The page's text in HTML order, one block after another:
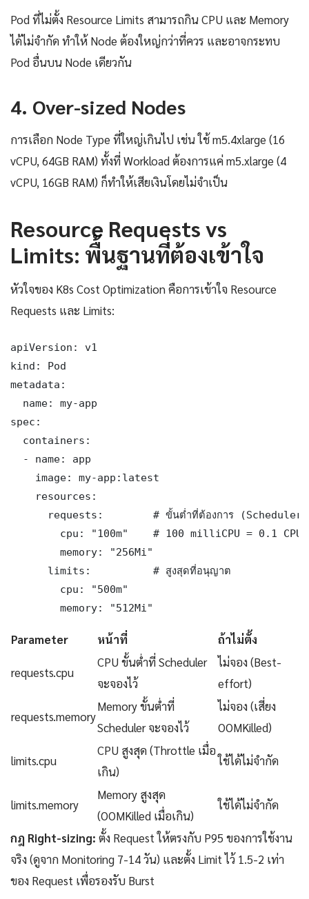
Pod ที่ไม่ตั้ง Resource Limits สามารถกิน CPU และ Memory
ได้ไม่จำกัด ทำให้ Node ต้องใหญ่กว่าที่ควร และอาจกระทบ
Pod อื่นบน Node เดียวกัน
4. Over-sized Nodes
การเลือก Node Type ที่ใหญ่เกินไป เช่น ใช้ m5.4xlarge (16
vCPU, 64GB RAM) ทั้งที่ Workload ต้องการแค่ m5.xlarge (4
vCPU, 16GB RAM) ก็ทำให้เสียเงินโดยไม่จำเป็น
Resource Requests vs
Limits: พื้นฐานที่ต้องเข้าใจ
หัวใจของ K8s Cost Optimization คือการเข้าใจ Resource
Requests และ Limits:
apiVersion: v1
kind: Pod
metadata:
  name: my-app
spec:
  containers:
  - name: app
    image: my-app:latest
    resources:
requests:        # ขั้นต่ำที่ต้องการ (Scheduler
        cpu: "100m"    # 100 milliCPU = 0.1 CPU
        memory: "256Mi"
      limits:          # สูงสุดที่อนุญาต
        cpu: "500m"
        memory: "512Mi"
Parameter หน้าที่ ถ้าไม่ตั้ง
requests.cpu
CPU ขั้นต่ำที่ Scheduler
จะจองไว้
ไม่จอง (Best-
effort)
requests.memory
Memory ขั้นต่ำที่
Scheduler จะจองไว้
ไม่จอง (เสี่ยง
OOMKilled)
limits.cpu
CPU สูงสุด (Throttle เมื่อ
เกิน)
ใช้ได้ไม่จำกัด
limits.memory
Memory สูงสุด
(OOMKilled เมื่อเกิน)
ใช้ได้ไม่จำกัด
กฎ Right-sizing: ตั้ง Request ให้ตรงกับ P95 ของการใช้งาน
จริง (ดูจาก Monitoring 7-14 วัน) และตั้ง Limit ไว้ 1.5-2 เท่า
ของ Request เพื่อรองรับ Burst